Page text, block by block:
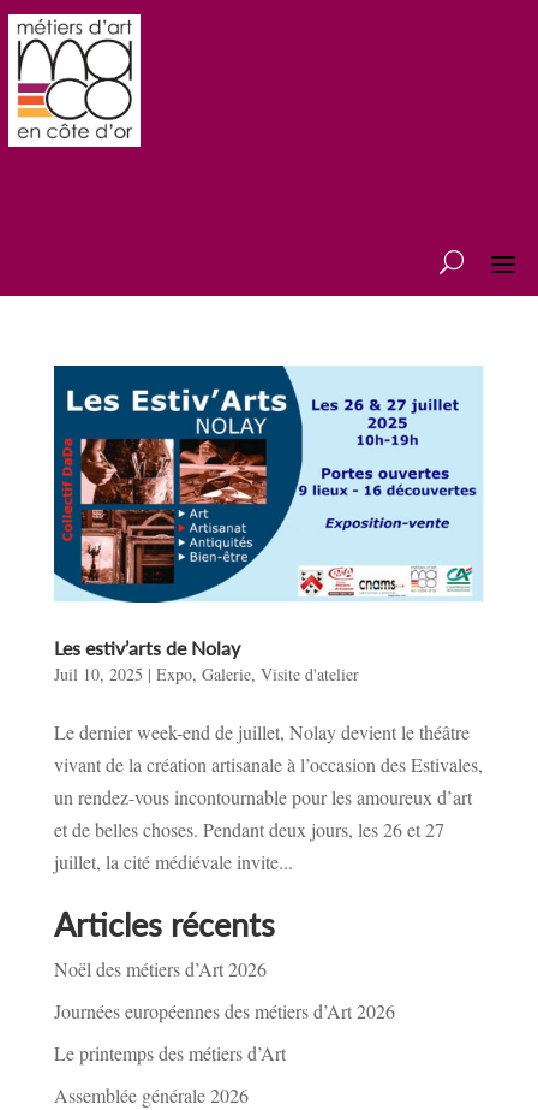
Les estiv’arts de Nolay
Juil 10, 2025 | Expo, Galerie, Visite d'atelier
Le dernier week-end de juillet, Nolay devient le théâtre
vivant de la création artisanale à l’occasion des Estivales,
un rendez-vous incontournable pour les amoureux d’art
et de belles choses. Pendant deux jours, les 26 et 27
juillet, la cité médiévale invite...
Articles récents
Noël des métiers d’Art 2026
Journées européennes des métiers d’Art 2026
Le printemps des métiers d’Art
Assemblée générale 2026